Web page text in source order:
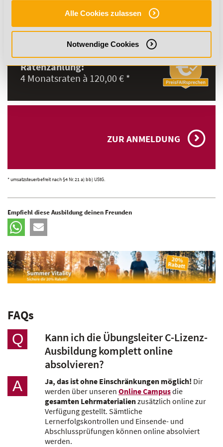
Alle Cookies zulassen
Notwendige Cookies
GESAMTPREIS:
480,00 € *
Ratenzahlung:
4 Monatsraten à 120,00 € *
ZUR ANMELDUNG
* umsatzsteuerbefreit nach §4 Nr. 21 a) bb) UStG.
Empfiehl diese Ausbildung deinen Freunden
FAQs
Q
Kann ich die Übungsleiter C-Lizenz-
Ausbildung komplett online
absolvieren?
A Ja, das ist ohne Einschränkungen möglich! Dir
werden über unseren Online Campusdie
gesamten Lehrmaterialienzusätzlich online zur
Verfügung gestellt. Sämtliche
Lernerfolgskontrollen und Einsende- und
Abschlussprüfungen können online absolviert
werden.